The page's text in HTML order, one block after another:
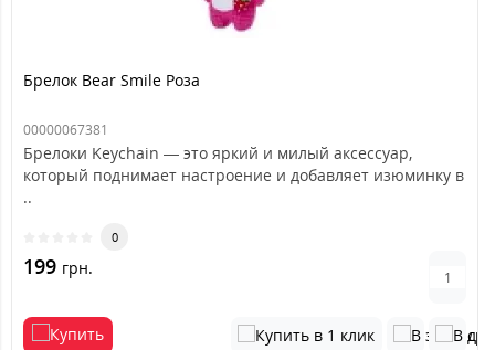
Брелок Bear Smile Роза
00000067381
Брелоки Keychain — это яркий и милый аксессуар,
который поднимает настроение и добавляет изюминку в
..
0
199 грн.